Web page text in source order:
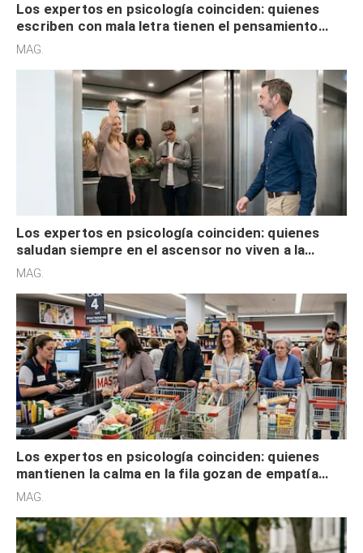
Los expertos en psicología coinciden: quienes
escriben con mala letra tienen el pensamiento
acelerado y no lo hacen por desinterés
MAG.
Los expertos en psicología coinciden: quienes
saludan siempre en el ascensor no viven a la
defensiva y tienen apertura social
MAG.
Los expertos en psicología coinciden: quienes
mantienen la calma en la fila gozan de empatía
cognitiva, gratitud y no solo tienen autocontrol
MAG.